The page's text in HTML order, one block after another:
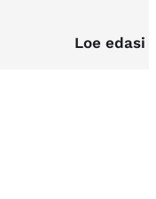
Loe edasi